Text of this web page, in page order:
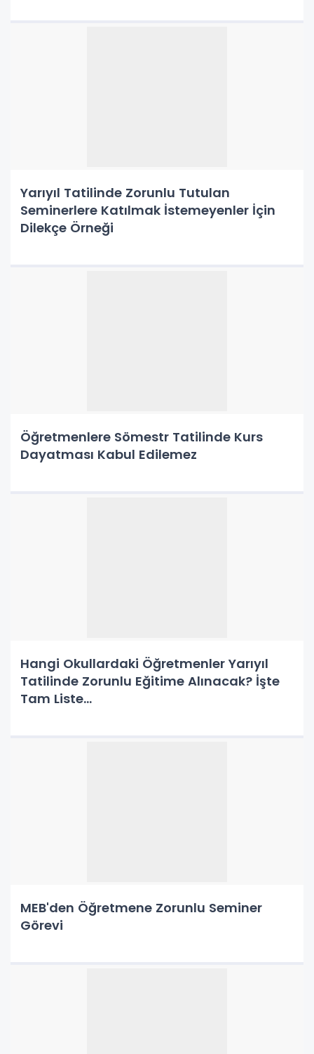
Yarıyıl Tatilinde Zorunlu Tutulan
Seminerlere Katılmak İstemeyenler İçin
Dilekçe Örneği
Öğretmenlere Sömestr Tatilinde Kurs
Dayatması Kabul Edilemez
Hangi Okullardaki Öğretmenler Yarıyıl
Tatilinde Zorunlu Eğitime Alınacak? İşte
Tam Liste...
MEB'den Öğretmene Zorunlu Seminer
Görevi